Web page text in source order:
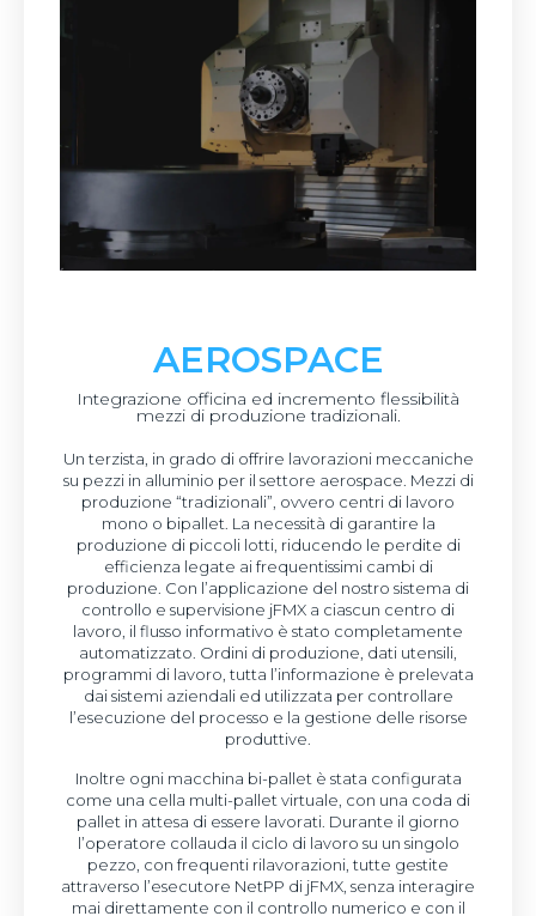
AEROSPACE
Integrazione officina ed incremento flessibilità
mezzi di produzione tradizionali.
Un terzista, in grado di offrire lavorazioni meccaniche
su pezzi in alluminio per il settore aerospace. Mezzi di
produzione “tradizionali”, ovvero centri di lavoro
mono o bipallet. La necessità di garantire la
produzione di piccoli lotti, riducendo le perdite di
efficienza legate ai frequentissimi cambi di
produzione. Con l’applicazione del nostro sistema di
controllo e supervisione jFMX a ciascun centro di
lavoro, il flusso informativo è stato completamente
automatizzato. Ordini di produzione, dati utensili,
programmi di lavoro, tutta l’informazione è prelevata
dai sistemi aziendali ed utilizzata per controllare
l’esecuzione del processo e la gestione delle risorse
produttive.
Inoltre ogni macchina bi-pallet è stata configurata
come una cella multi-pallet virtuale, con una coda di
pallet in attesa di essere lavorati. Durante il giorno
l’operatore collauda il ciclo di lavoro su un singolo
pezzo, con frequenti rilavorazioni, tutte gestite
attraverso l’esecutore NetPP di jFMX, senza interagire
mai direttamente con il controllo numerico e con il